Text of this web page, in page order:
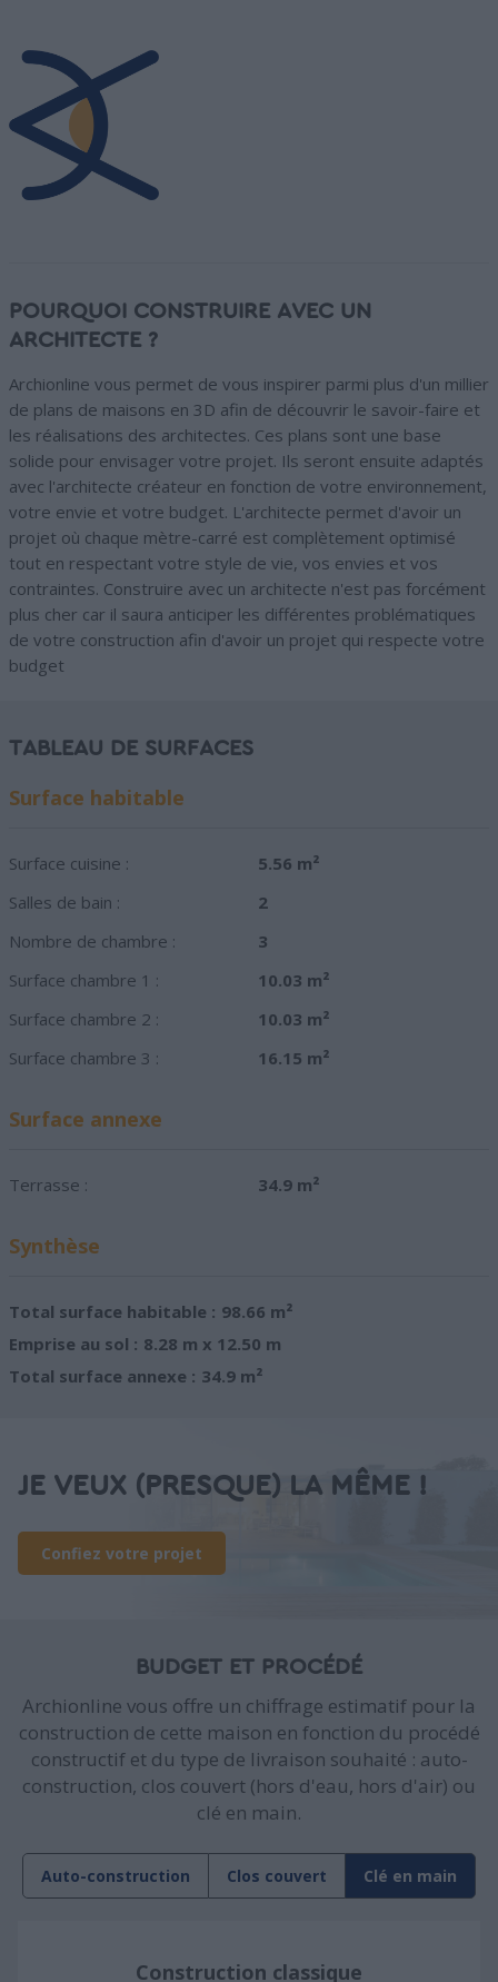
POURQUOI CONSTRUIRE AVEC UN
ARCHITECTE ?
Archionline vous permet de vous inspirer parmi plus d'un millier
de plans de maisons en 3D afin de découvrir le savoir-faire et
les réalisations des architectes. Ces plans sont une base
solide pour envisager votre projet. Ils seront ensuite adaptés
avec l'architecte créateur en fonction de votre environnement,
votre envie et votre budget. L'architecte permet d'avoir un
projet où chaque mètre-carré est complètement optimisé
tout en respectant votre style de vie, vos envies et vos
contraintes. Construire avec un architecte n'est pas forcément
plus cher car il saura anticiper les différentes problématiques
de votre construction afin d'avoir un projet qui respecte votre
budget
TABLEAU DE SURFACES
Surface habitable
Surface cuisine :
5.56 m²
Salles de bain :
2
Nombre de chambre :
3
Surface chambre 1 :
10.03 m²
Surface chambre 2 :
10.03 m²
Surface chambre 3 :
16.15 m²
Surface annexe
Terrasse : 34.9 m²
Synthèse
Total surface habitable : 98.66 m²
Emprise au sol : 8.28 m x 12.50 m
Total surface annexe : 34.9 m²
JE VEUX (PRESQUE) LA MÊME !
Confiez votre projet
BUDGET ET PROCÉDÉ
Archionline vous offre un chiffrage estimatif pour la
construction de cette maison en fonction du procédé
constructif et du type de livraison souhaité : auto-
construction, clos couvert (hors d'eau, hors d'air) ou
clé en main.
Auto-construction Clos couvert Clé en main
Construction classique